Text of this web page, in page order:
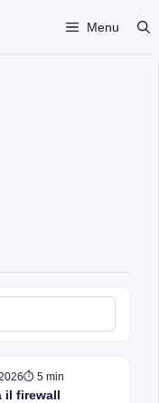
Menu
⏱ 5 min
il firewall